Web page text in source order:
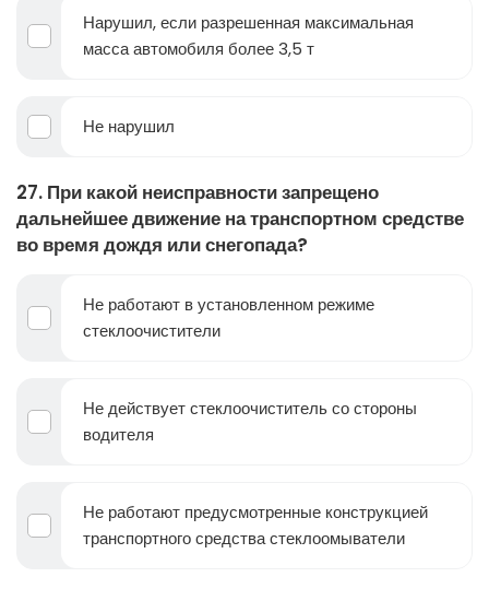
Нарушил, если разрешенная максимальная
масса автомобиля более 3,5 т
Не нарушил
27. При какой неисправности запрещено
дальнейшее движение на транспортном средстве
во время дождя или снегопада?
Не работают в установленном режиме
стеклоочистители
Не действует стеклоочиститель со стороны
водителя
Не работают предусмотренные конструкцией
транспортного средства стеклоомыватели